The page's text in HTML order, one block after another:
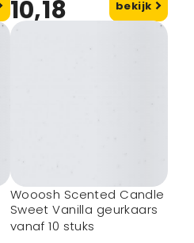
10,18 bekijk
Wooosh Scented Candle
Sweet Vanilla geurkaars
vanaf 10 stuks